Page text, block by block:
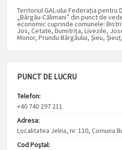
Teritoriul GAL-ului Federația pentru
„Bârgău-Călimani” din punct de
economic cuprinde comunele:
Jos, Cetate, Dumitrița, Livezile,
Monor, Prundu Bârgăului, Șieu,
PUNCT DE LUCRU
Telefon:
+40 740 297 211
Adresa:
Localitatea Jelna, nr. 110, Comuna
Cod Poștal: